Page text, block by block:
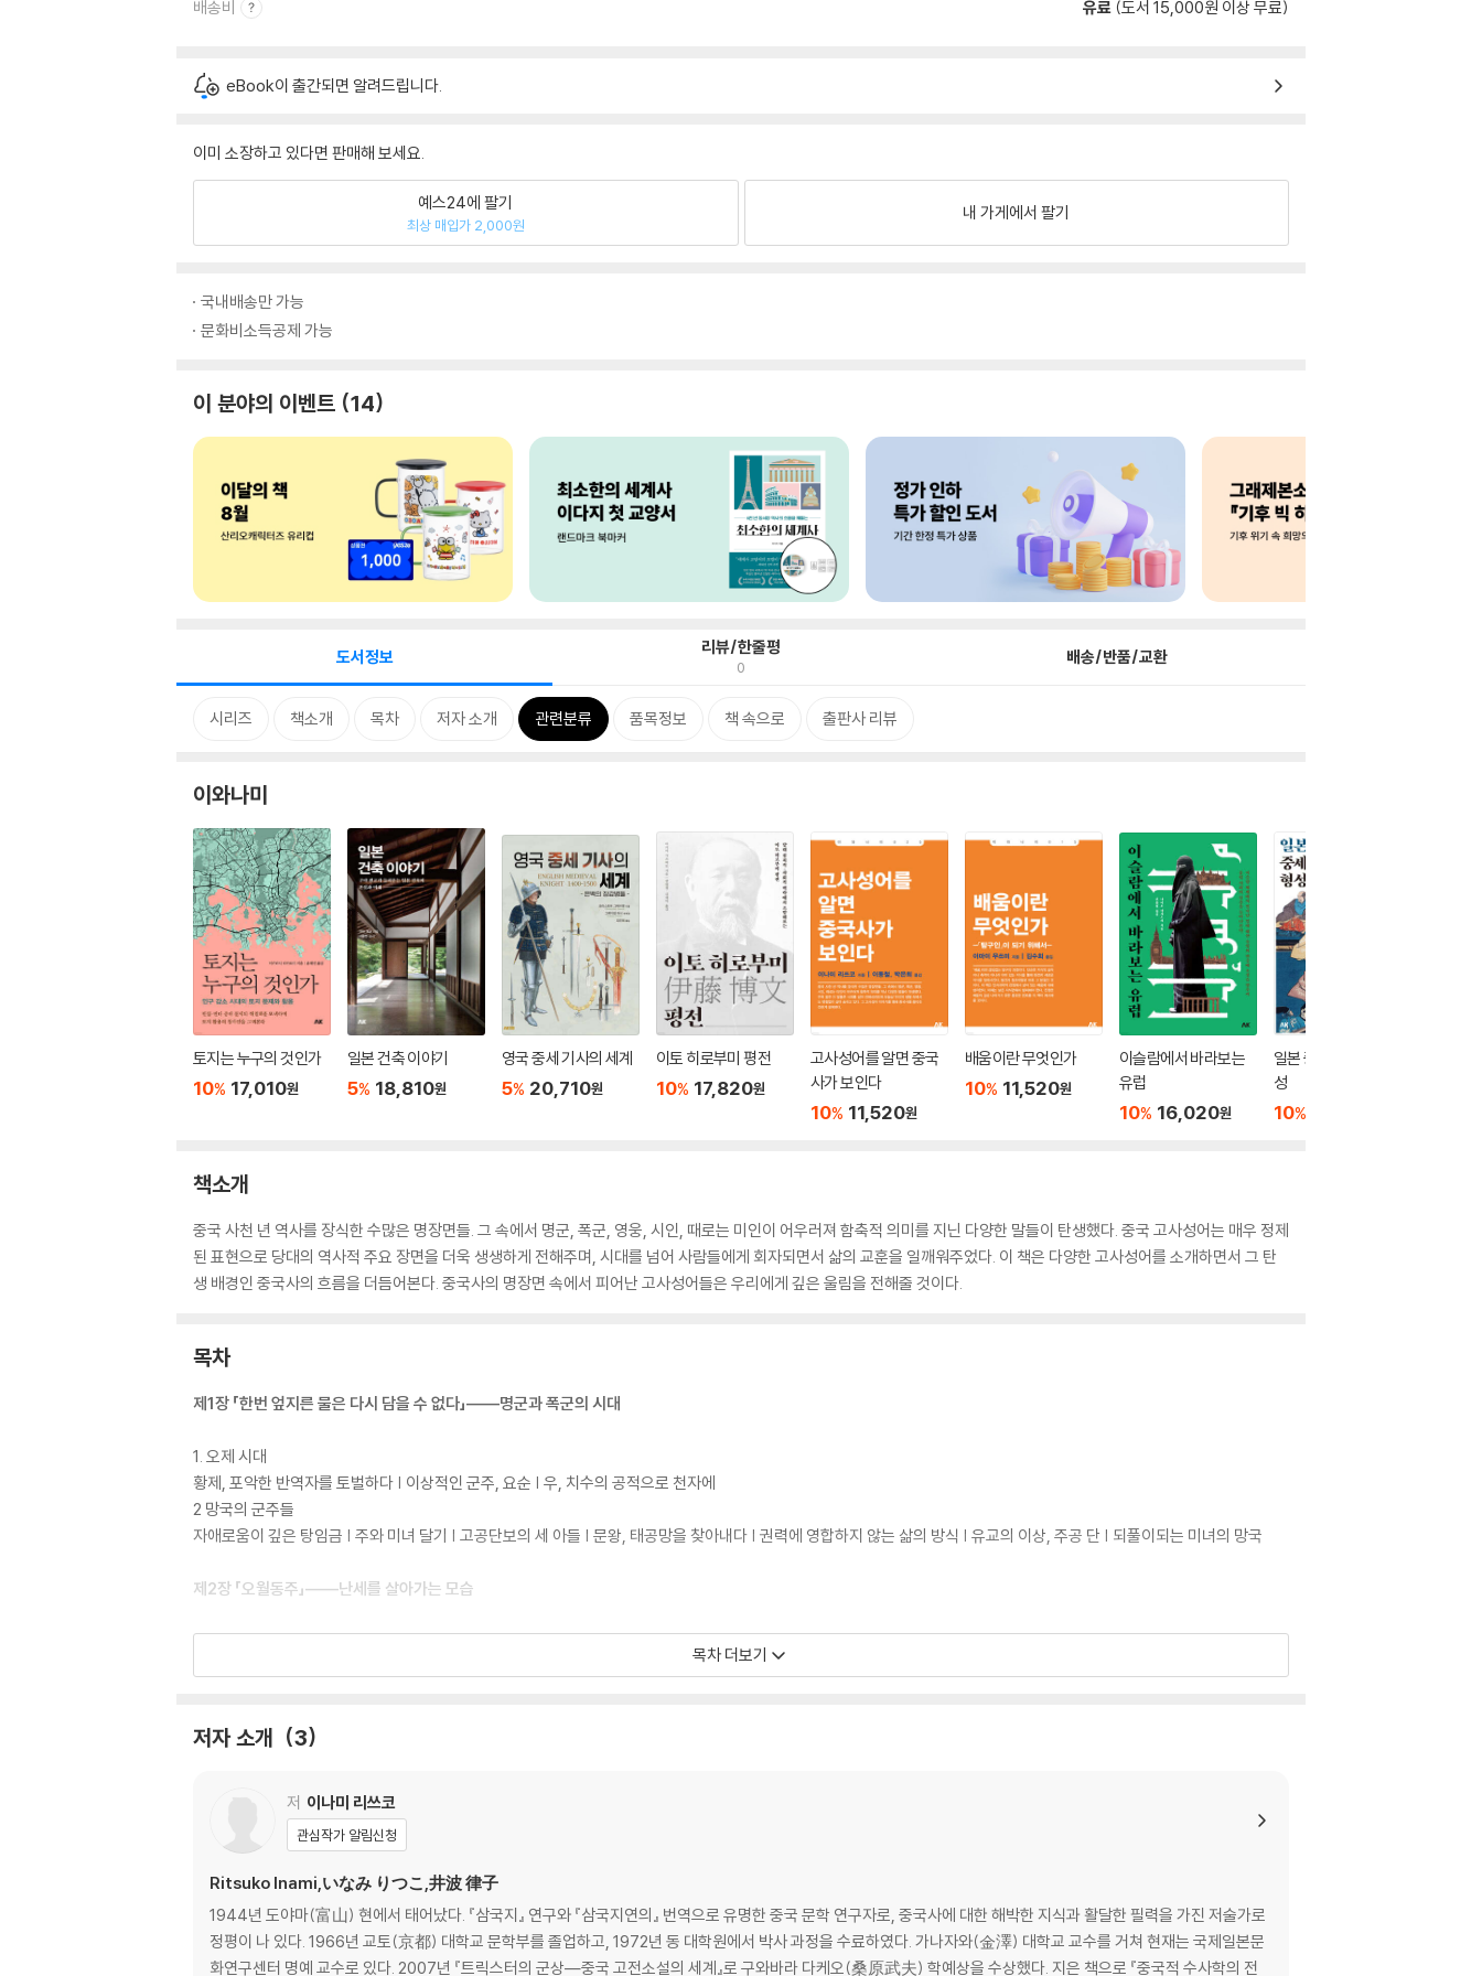
배송비 유료 (도서 15,000원 이상 무료)
eBook이 출간되면 알려드립니다.
이미 소장하고 있다면 판매해 보세요.
예스24에 팔기
최상 매입가 2,000원
내 가게에서 팔기
국내배송만 가능
문화비소득공제 가능
이 분야의 이벤트 14
도서정보 리뷰/한줄평
0 배송/반품/교환
시리즈 책소개 목차 저자 소개 관련분류 품목정보 책 속으로 출판사 리뷰
이와나미
토지는 누구의 것인가
10% 17,010원
일본 건축 이야기
5% 18,810원
영국 중세 기사의 세계
5% 20,710원
이토 히로부미 평전
10% 17,820원
고사성어를 알면 중국
사가 보인다
10% 11,520원
배움이란 무엇인가
10% 11,520원
이슬람에서 바라보는
유럽
10% 16,020원
일본 중세적 세계의 형
성
10%
책소개
중국 사천 년 역사를 장식한 수많은 명장면들. 그 속에서 명군, 폭군, 영웅, 시인, 때로는 미인이 어우러져 함축적 의미를 지닌 다양한 말들이 탄생했다. 중국 고사성어는 매우 정제
된 표현으로 당대의 역사적 주요 장면을 더욱 생생하게 전해주며, 시대를 넘어 사람들에게 회자되면서 삶의 교훈을 일깨워주었다. 이 책은 다양한 고사성어를 소개하면서 그 탄
생 배경인 중국사의 흐름을 더듬어본다. 중국사의 명장면 속에서 피어난 고사성어들은 우리에게 깊은 울림을 전해줄 것이다.
목차
제1장 「한번 엎지른 물은 다시 담을 수 없다」――명군과 폭군의 시대
1. 오제 시대
황제, 포악한 반역자를 토벌하다 | 이상적인 군주, 요순 | 우, 치수의 공적으로 천자에
2 망국의 군주들
자애로움이 깊은 탕임금 | 주와 미녀 달기 | 고공단보의 세 아들 | 문왕, 태공망을 찾아내다 | 권력에 영합하지 않는 삶의 방식 | 유교의 이상, 주공 단 | 되풀이되는 미녀의 망국
제2장 「오월동주」――난세를 살아가는 모습
1 춘추오패
제의 환공 | 기적의 패자, 진의 문공 | “울지 않고 날지 않는” 초의 장왕 | 중간을 이은 패자, 송의 양공 | 진나라 약진의 기초를 다지다 | 오와 월의 전쟁
3 전국의 군상
4 서방의 대국 진(秦)
효공과 상앙의 국가 개조 계획 | 소진과 장의――세치 혀끝의 재주 | 중국사상의 황금시대 | 전국 사군의 활약 | 천하 통일을 향한 큰 물결 | “진기한 물건은 사 두어야 한다”
제3장 「물이 너무 맑으면 물고기가 살지 않는다」――통일 왕조의 출현
1 진의 시황제
목차 더보기
저자 소개 3
저 이나미 리쓰코
관심작가 알림신청
Ritsuko Inami,いなみ りつこ,井波 律子
1944년 도야마(富山) 현에서 태어났다. 『삼국지』 연구와 『삼국지연의』 번역으로 유명한 중국 문학 연구자로, 중국사에 대한 해박한 지식과 활달한 필력을 가진 저술가로
정평이 나 있다. 1966년 교토(京都) 대학교 문학부를 졸업하고, 1972년 동 대학원에서 박사 과정을 수료하였다. 가나자와(金澤) 대학교 교수를 거쳐 현재는 국제일본문
화연구센터 명예 교수로 있다. 2007년 『트릭스터의 군상―중국 고전소설의 세계』로 구와바라 다케오(桑原武夫) 학예상을 수상했다. 지은 책으로 『중국적 수사학의 전